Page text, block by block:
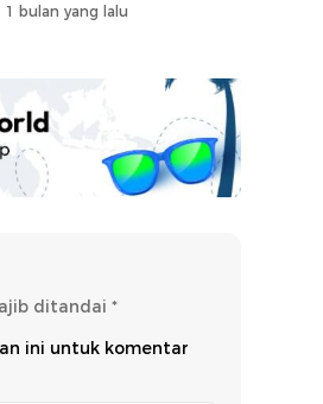
1 bulan yang lalu
ditandai *
ini untuk komentar